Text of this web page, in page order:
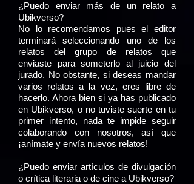
¿Puedo enviar más de un relato a
Ubikverso?
No lo recomendamos pues el editor
terminará seleccionando uno de los
relatos del grupo de relatos que
enviaste para someterlo al juicio del
jurado. No obstante, si deseas mandar
varios relatos a la vez, eres libre de
hacerlo. Ahora bien si ya has publicado
en Ubikverso, o no tuviste suerte en tu
primer intento, nada te impide seguir
colaborando con nosotros, así que
¡anímate y envía nuevos relatos!
¿Puedo enviar artículos de divulgación
o crítica literaria o de cine a Ubikverso?